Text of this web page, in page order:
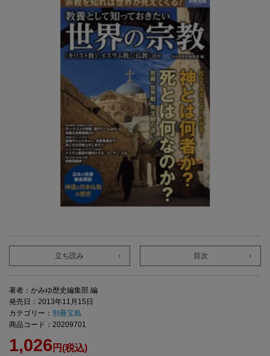
立ち読み 目次
著者：かみゆ歴史編集部 編
発売日：2013年11月15日
カテゴリー： 別冊宝島
商品コード：20209701
1,026 円(税込)